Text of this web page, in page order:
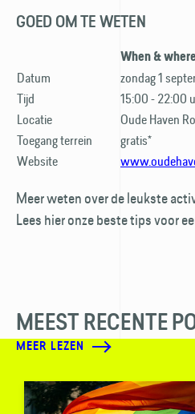
GOED OM TE WETEN
When &
Datum
zondag 1
Tijd
15:00 - 22:00
Locatie
Oude Haven
Toegang terrein
gratis*
Website
Meer weten over de leukste
Lees hier onze beste tips voor
MEEST RECENTE
MEER LEZEN